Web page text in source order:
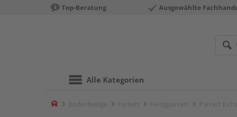
Top-Beratung Ausgewählte
Alle Kategorien
Home